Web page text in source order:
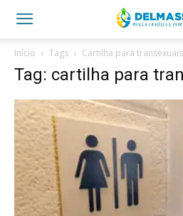
Início Tags Cartilha para transexuais
Tag: cartilha para